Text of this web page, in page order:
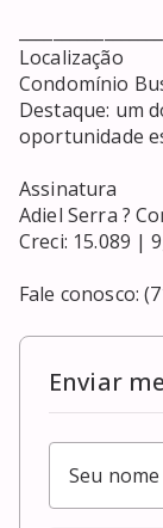
Localização
Condomínio
Destaque: um
oportunidade
Assinatura
Adiel Serra ?
Creci: 15.089 |
Fale conosco:
Enviar